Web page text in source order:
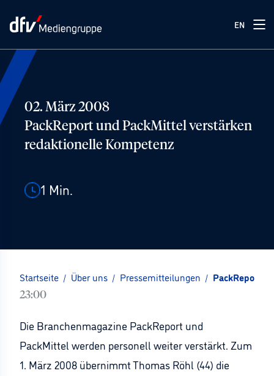
EN
02. März 2008
PackReport und PackMittel verstärken
redaktionelle Kompetenz
1 Min.
Startseite / Über uns / Pressemitteilungen / PackReport
23:00
Die Branchenmagazine PackReport und
PackMittel werden personell weiter verstärkt. Zum
1. März 2008 übernimmt Thomas Röhl (44) die